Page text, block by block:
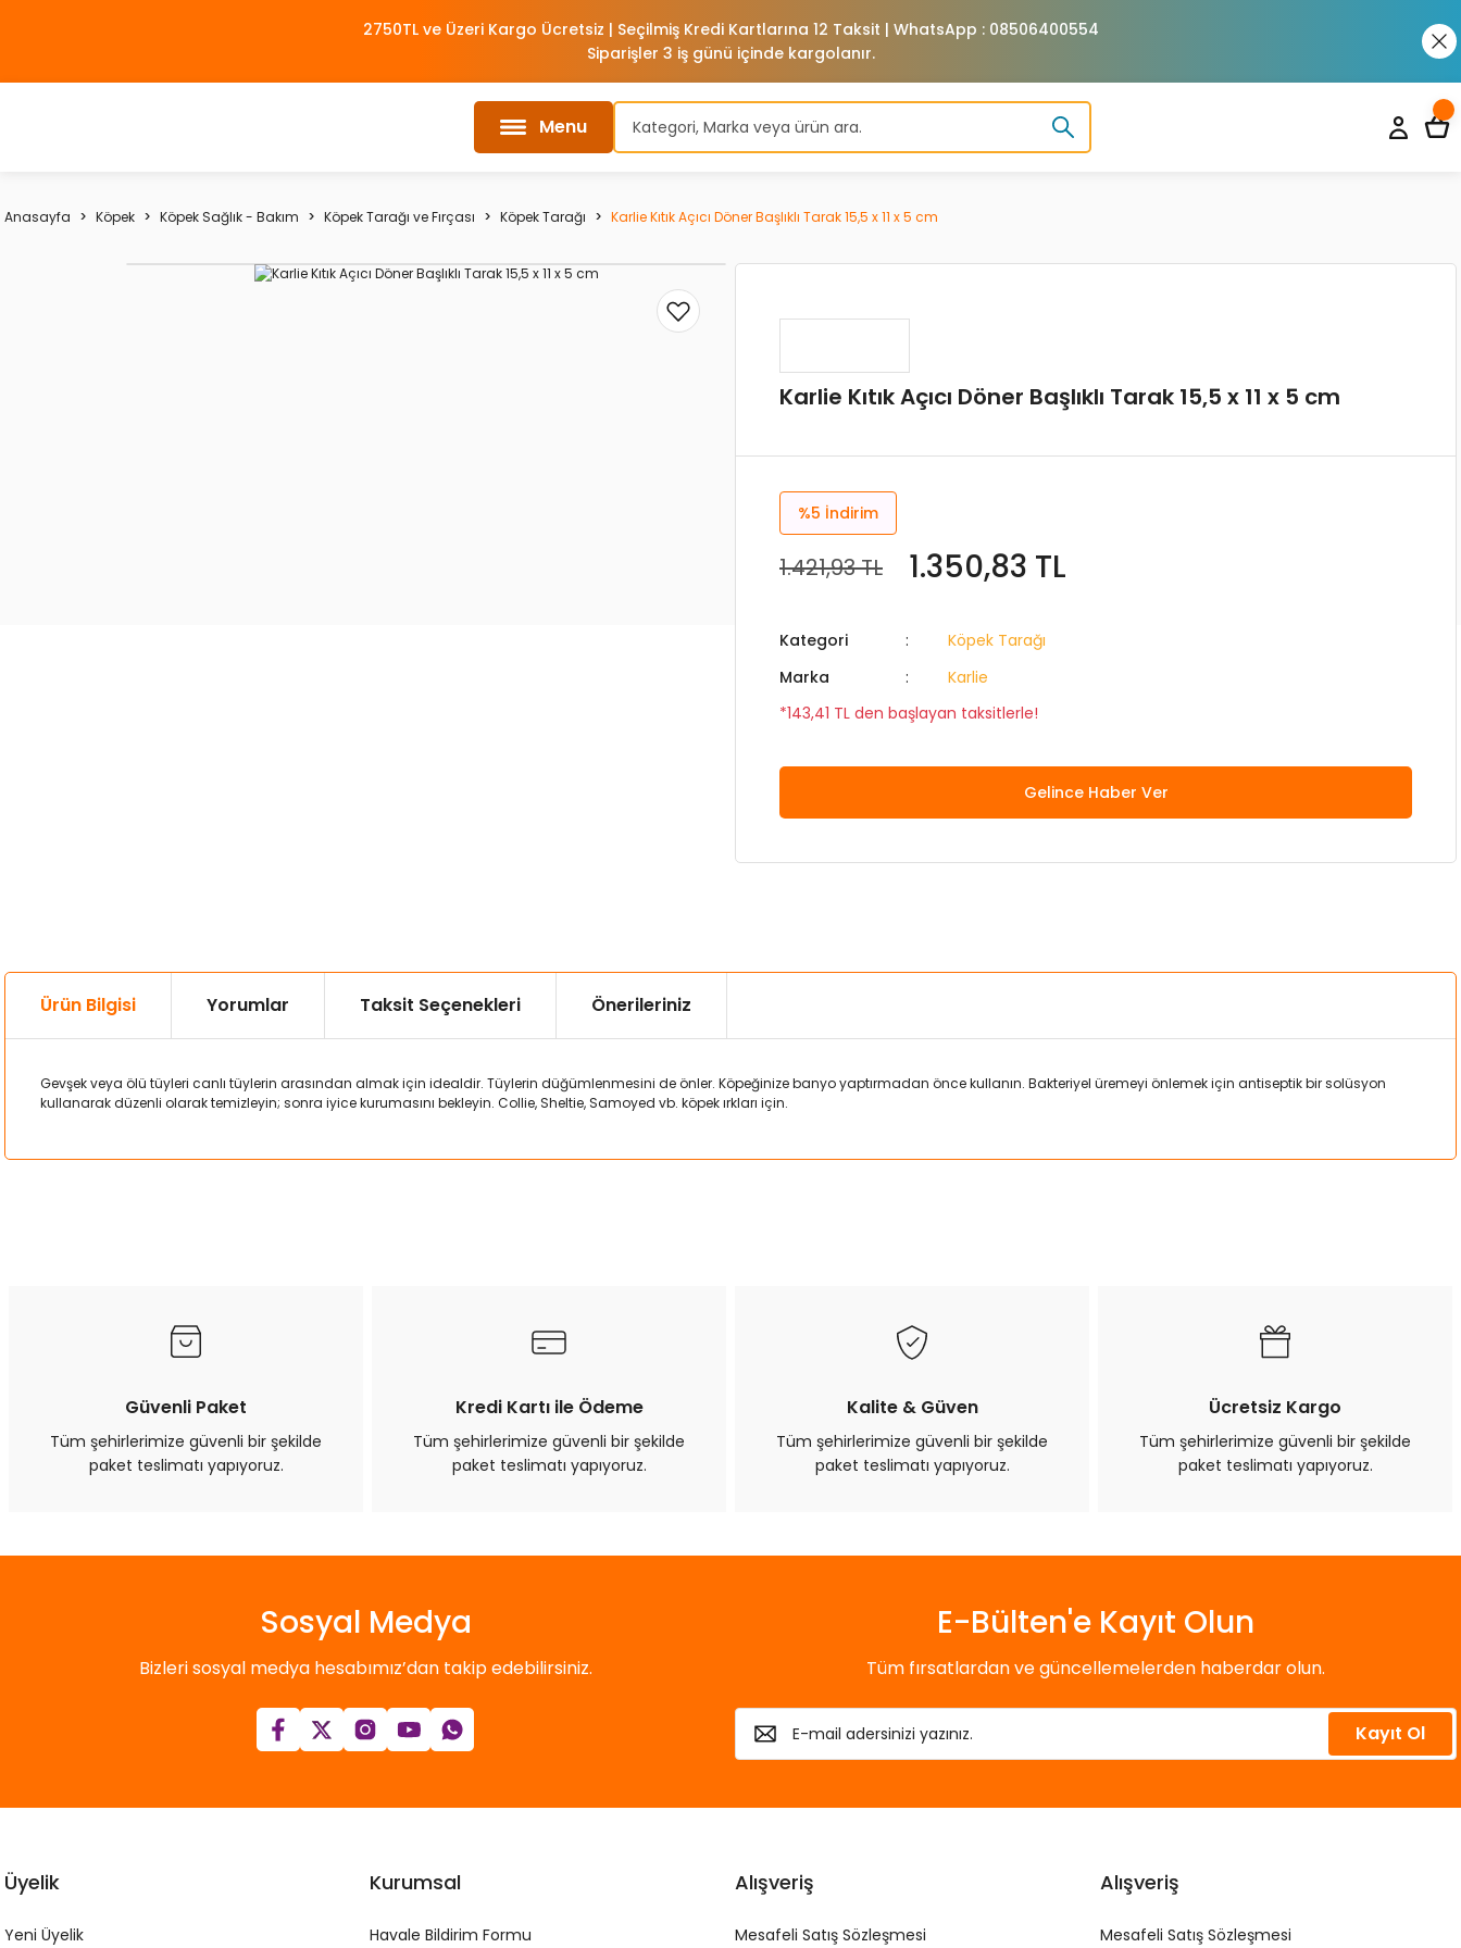
2750TL ve Üzeri Kargo Ücretsiz | Seçilmiş Kredi Kartlarına 12 Taksit | WhatsApp : 08506400554
Siparişler 3 iş günü içinde kargolanır.
Menu
Anasayfa Köpek Köpek Sağlık - Bakım Köpek Tarağı ve Fırçası Köpek Tarağı Karlie Kıtık Açıcı Döner Başlıklı Tarak 15,5 x 11 x 5 cm
Karlie Kıtık Açıcı Döner Başlıklı Tarak 15,5 x 11 x 5 cm
%5 İndirim
1.421,93 TL 1.350,83 TL
Kategori
Köpek Tarağı
Marka
Karlie
*143,41 TL den başlayan taksitlerle!
Gelince Haber Ver
Ürün Bilgisi Yorumlar Taksit Seçenekleri Önerileriniz
Gevşek veya ölü tüyleri canlı tüylerin arasından almak için idealdir. Tüylerin düğümlenmesini de önler. Köpeğinize banyo yaptırmadan önce kullanın. Bakteriyel üremeyi önlemek için antiseptik bir solüsyon
kullanarak düzenli olarak temizleyin; sonra iyice kurumasını bekleyin. Collie, Sheltie, Samoyed vb. köpek ırkları için.
Ürün bilgilerinde hatalar bulunuyor.
Bu ürüne benzer farklı alternatifler olmalı.
Güvenli Paket
Tüm şehirlerimize güvenli bir şekilde
paket teslimatı yapıyoruz.
Kredi Kartı ile Ödeme
Tüm şehirlerimize güvenli bir şekilde
paket teslimatı yapıyoruz.
Kalite & Güven
Tüm şehirlerimize güvenli bir şekilde
paket teslimatı yapıyoruz.
Ücretsiz Kargo
Tüm şehirlerimize güvenli bir şekilde
paket teslimatı yapıyoruz.
Sosyal Medya
Bizleri sosyal medya hesabımız’dan takip edebilirsiniz.
E-Bülten'e Kayıt Olun
Tüm fırsatlardan ve güncellemelerden haberdar olun.
Kayıt Ol
Üyelik
Yeni Üyelik
Kurumsal
Havale Bildirim Formu
Alışveriş
Mesafeli Satış Sözleşmesi
Alışveriş
Mesafeli Satış Sözleşmesi